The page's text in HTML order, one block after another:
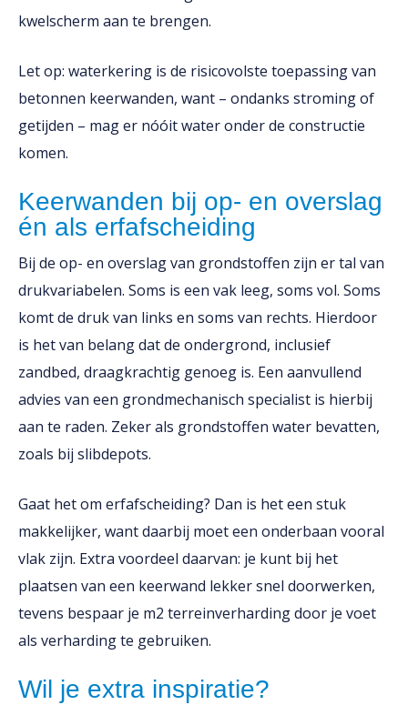
kwelscherm aan te brengen.
Let op: waterkering is de risicovolste toepassing van
betonnen keerwanden, want – ondanks stroming of
getijden – mag er nóóit water onder de constructie
komen.
Keerwanden bij op- en overslag
én als erfafscheiding
Bij de op- en overslag van grondstoffen zijn er tal van
drukvariabelen. Soms is een vak leeg, soms vol. Soms
komt de druk van links en soms van rechts. Hierdoor
is het van belang dat de ondergrond, inclusief
zandbed, draagkrachtig genoeg is. Een aanvullend
advies van een grondmechanisch specialist is hierbij
aan te raden. Zeker als grondstoffen water bevatten,
zoals bij slibdepots.
Gaat het om erfafscheiding? Dan is het een stuk
makkelijker, want daarbij moet een onderbaan vooral
vlak zijn. Extra voordeel daarvan: je kunt bij het
plaatsen van een keerwand lekker snel doorwerken,
tevens bespaar je m2 terreinverharding door je voet
als verharding te gebruiken.
Wil je extra inspiratie?